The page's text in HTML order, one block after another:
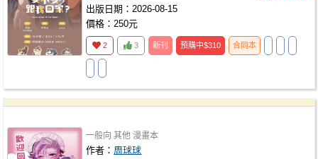
出版日期：2026-08-15
價格：250元
2 3 新刊 預購中$310 合同本
一般向 其他 漫畫本
作者： 周球球